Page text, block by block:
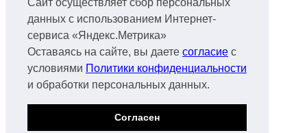
данных с использованием Интернет-
сервиса «Яндекс.Метрика»
Оставаясь на сайте, вы даете согласие с
условиями Политики конфиденциальности
и обработки персональных данных.
Согласен
Лизинг спецтехники
Лизинг нефтегазового оборудования
Лизинг авиатранспорта
Лизинг аэропортового оборудования
Лизинг водного транспорта
Лизинг
Документы
Спецтехника